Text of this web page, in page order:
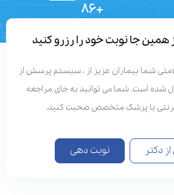
جا نوبت خود را رزرو کنید
بیماران عزیز از ، سیستم پرسش از
است. شما می توانید به جای مراجعه
با پزشک متخصص صحبت کنید.
نوبت دهی